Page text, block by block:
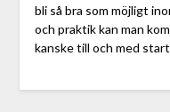
bli så bra som möjligt
och praktik kan man
kanske till och med